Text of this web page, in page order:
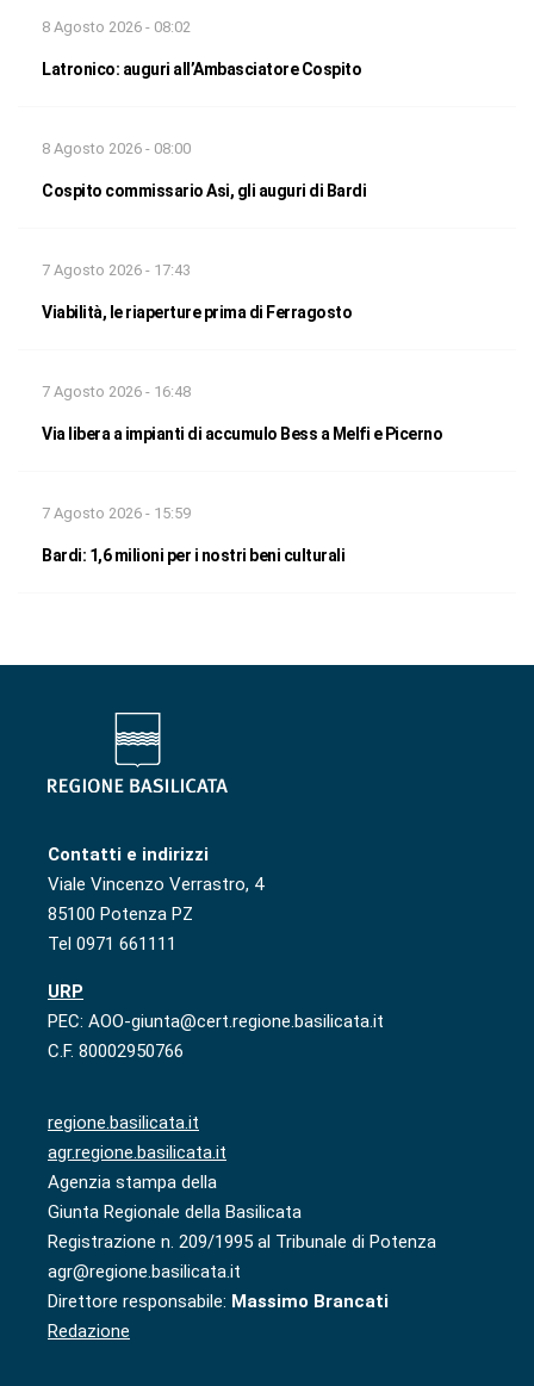
8 Agosto 2026 - 08:02
Latronico: auguri all’Ambasciatore Cospito
8 Agosto 2026 - 08:00
Cospito commissario Asi, gli auguri di Bardi
7 Agosto 2026 - 17:43
Viabilità, le riaperture prima di Ferragosto
7 Agosto 2026 - 16:48
Via libera a impianti di accumulo Bess a Melfi e Picerno
7 Agosto 2026 - 15:59
Bardi: 1,6 milioni per i nostri beni culturali
Contatti e indirizzi
Viale Vincenzo Verrastro, 4
85100 Potenza PZ
Tel 0971 661111
URP
PEC: AOO-giunta@cert.regione.basilicata.it
C.F. 80002950766
regione.basilicata.it
agr.regione.basilicata.it
Agenzia stampa della
Giunta Regionale della Basilicata
Registrazione n. 209/1995 al Tribunale di Potenza
agr@regione.basilicata.it
Direttore responsabile: Massimo Brancati
Redazione